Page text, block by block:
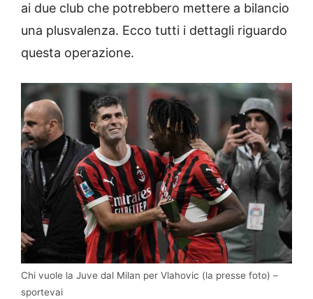
ai due club che potrebbero mettere a bilancio
una plusvalenza. Ecco tutti i dettagli riguardo
questa operazione.
Chi vuole la Juve dal Milan per Vlahovic (la presse foto) –
sportevai